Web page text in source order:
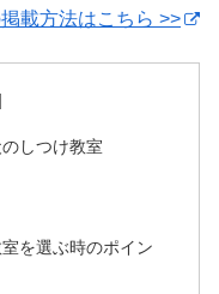
載方法はこちら >>
しつけ教室
を選ぶ時のポイン